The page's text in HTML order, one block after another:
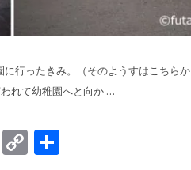
行ったきみ。（そのようすはこちら
れて幼稚園へと向か …
LineCopy